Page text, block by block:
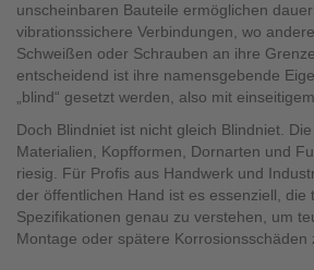
unscheinbaren Bauteile ermöglichen
vibrationssichere Verbindungen, wo
Schweißen oder Schrauben an ihre
entscheidend ist ihre namensgebende
„blind“ gesetzt werden, also mit
Doch Blindniet ist nicht gleich Blindniet.
Materialien, Kopfformen, Dornarten und
riesig. Für Profis aus Handwerk und
der öffentlichen Hand ist es essenziell, die
Spezifikationen genau zu verstehen, um
Montage oder spätere Korrosionsschäden